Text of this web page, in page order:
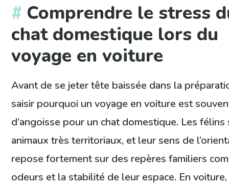
Comprendre le stress
chat domestique lors du
voyage en voiture
Avant de se jeter tête baissée dans la
saisir pourquoi un voyage en voiture est
d’angoisse pour un chat domestique. Les
animaux très territoriaux, et leur sens de
repose fortement sur des repères familiers
odeurs et la stabilité de leur espace. En